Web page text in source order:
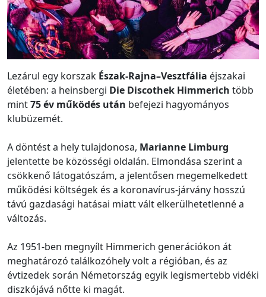
Lezárul egy korszak Észak-Rajna–Vesztfália éjszakai
életében: a heinsbergi Die Discothek Himmerich több
mint75 év működés után befejezi hagyományos
klubüzemét.
A döntést a hely tulajdonosa, Marianne Limburg
jelentette be közösségi oldalán. Elmondása szerint a
csökkenő látogatószám, a jelentősen megemelkedett
működési költségek és a koronavírus-járvány hosszú
távú gazdasági hatásai miatt vált elkerülhetetlenné a
változás.
Az 1951-ben megnyílt Himmerich generációkon át
meghatározó találkozóhely volt a régióban, és az
évtizedek során Németország egyik legismertebb vidéki
diszkójává nőtte ki magát.